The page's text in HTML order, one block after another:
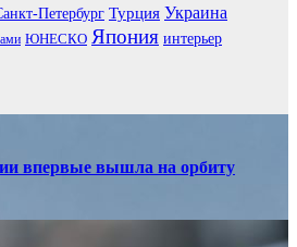
Петербург Турция Украина
ЮНЕСКО Япония интерьер
впервые вышла на орбиту